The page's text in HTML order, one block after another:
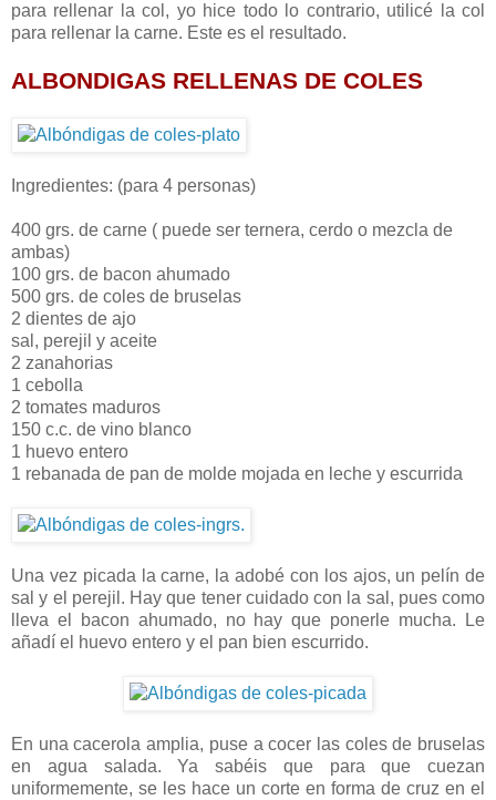
para rellenar la col, yo hice todo lo contrario, utilicé la col
para rellenar la carne. Este es el resultado.
ALBONDIGAS RELLENAS DE COLES
Ingredientes: (para 4 personas)
400 grs. de carne ( puede ser ternera, cerdo o mezcla de
ambas)
100 grs. de bacon ahumado
500 grs. de coles de bruselas
2 dientes de ajo
sal, perejil y aceite
2 zanahorias
1 cebolla
2 tomates maduros
150 c.c. de vino blanco
1 huevo entero
1 rebanada de pan de molde mojada en leche y escurrida
Una vez picada la carne, la adobé con los ajos, un pelín de
sal y el perejil. Hay que tener cuidado con la sal, pues como
lleva el bacon ahumado, no hay que ponerle mucha. Le
añadí el huevo entero y el pan bien escurrido.
En una cacerola amplia, puse a cocer las coles de bruselas
en agua salada. Ya sabéis que para que cuezan
uniformemente, se les hace un corte en forma de cruz en el